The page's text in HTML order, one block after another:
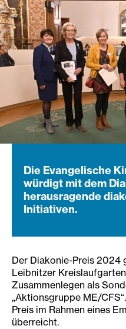
Die Evangelische
würdigt mit dem
herausragende
Initiativen.
Der Diakonie-Preis 2024
Leibnitzer
Zusammenlegen als
„Aktionsgruppe ME/
Preis im Rahmen eines
überreicht.